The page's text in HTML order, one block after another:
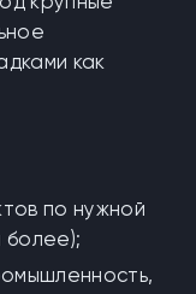
как
по нужной
более);